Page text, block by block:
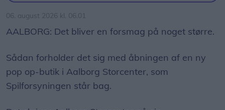
06. august 2026 kl. 06.01
AALBORG: Det bliver en forsmag på noget større.
Sådan forholder det sig med åbningen af en ny
pop op-butik i Aalborg Storcenter, som
Spilforsyningen står bag.